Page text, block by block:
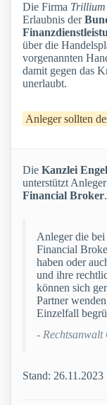
Die Firma
Erlaubnis der
über die
vorgenannten
damit gegen das
unerlaubt.
Anleger sollten
Die Kanzlei
unterstützt
Financial Broker.
Anleger die
Financial
haben oder
und ihre
können sich
Partner
Einzelfall
- Rechtsanwalt
Stand: 26.11.2023